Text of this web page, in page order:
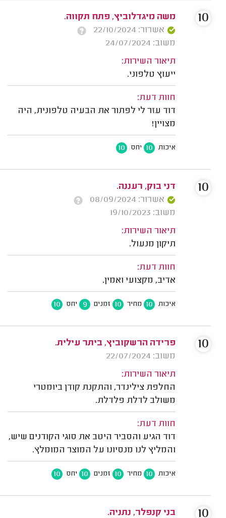
משה מיגדלוביץ, פתח תקווה.
אשרור: 22/10/2024
משוב: 24/07/2024
תיאור השירות:
ייעוץ טלפוני.
חוות דעת:
דוד עזר לי לפתור את הבעיה טלפונית, היה
מצויין!
איכות 10 יחס 10
10
דני בוק, רעננה.
אשרור: 08/09/2024
משוב: 19/10/2023
תיאור השירות:
תיקון מנעול.
חוות דעת:
אדיב, מקצועי ואמין.
איכות 10 מחיר 10 זמנים 9 יחס 10
10
פרידה הרשקוביץ, ביתר עילית.
משוב: 22/07/2024
תיאור השירות:
החלפת צילינדר, והתקנת קודן ביומטרי
משולב לדלת פלדלת.
חוות דעת:
דוד הגיע והסביר היטב את סוגי הקודנים שיש,
והמליץ לנו מנסיונו על המוצר המומלץ.
איכות 10 מחיר 10 זמנים 10 יחס 10
10
בני קנפלר, נתניה.
10